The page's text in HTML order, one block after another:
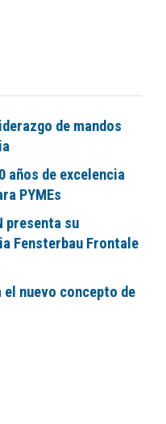
de mandos
años de excelencia
PYMEs
presenta su
Fensterbau Frontale
nuevo concepto de